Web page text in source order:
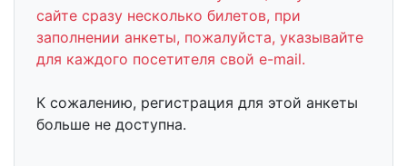
сайте сразу несколько билетов, при
заполнении анкеты, пожалуйста, указывайте
для каждого посетителя свой e-mail.
К сожалению, регистрация для этой анкеты
больше не доступна.